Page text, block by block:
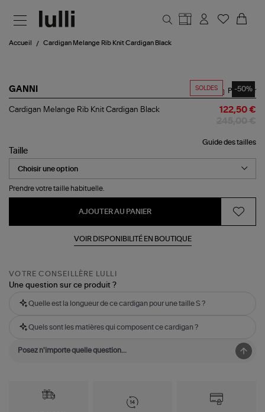
Accueil Cardigan Melange Rib Knit Cardigan Black
SOLDES -50%
GANNI
Cardigan
Cardigan
Black
Partager
Cardigan Melange Rib Knit Cardigan Black 122,50 €
Guide des tailles
Taille
Prendre votre taille habituelle.
AJOUTER AU PANIER
VOIR DISPONIBILITÉ EN BOUTIQUE
VOTRE CONSEILLÈRE LULLI
Une question sur ce produit ?
Quelle est la longueur de ce cardigan pour une taille S ?
Quels sont les matières qui composent ce cardigan ?